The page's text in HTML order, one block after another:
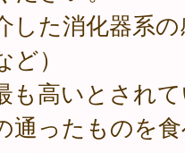
した消化器系
）
も高いとされ
通ったものを